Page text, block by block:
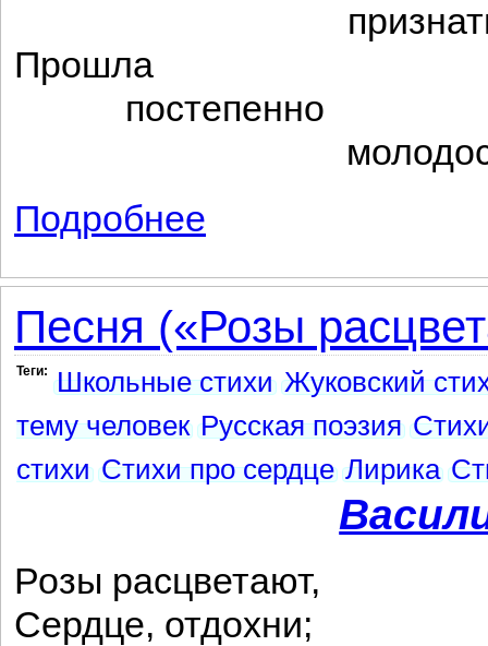
признать
Прошла
постепенно
молодость
Подробнее
Песня («Розы
Теги: Школьные стихи Жуковский
тему человек Русская поэзия
стихи Стихи про сердце Лирика
Розы расцветают,
Сердце, отдохни;